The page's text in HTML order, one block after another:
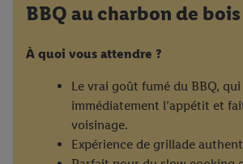
BBQ au charbon de bois
À quoi vous attendre ?
Le vrai goût fumé du BBQ,
immédiatement l’appétit et
voisinage.
Expérience de grillade